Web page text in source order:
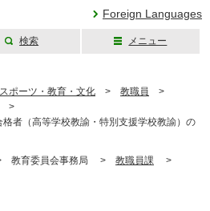
Foreign Languages
検索 メニュー
スポーツ・教育・文化 > 教職員 >
>
者（高等学校教諭・特別支援学校教諭）の
教育委員会事務局 > 教職員課 >